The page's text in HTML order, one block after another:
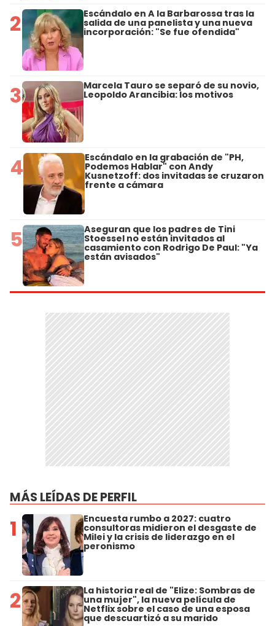
2 Escándalo en A la Barbarossa tras la
salida de una panelista y una nueva
incorporación: "Se fue ofendida"
3 Marcela Tauro se separó de su novio,
Leopoldo Arancibia: los motivos
4 Escándalo en la grabación de "PH,
Podemos Hablar" con Andy
Kusnetzoff: dos invitadas se cruzaron
frente a cámara
5 Aseguran que los padres de Tini
Stoessel no están invitados al
casamiento con Rodrigo De Paul: "Ya
están avisados"
MÁS LEÍDAS DE PERFIL
1 Encuesta rumbo a 2027: cuatro
consultoras midieron el desgaste de
Milei y la crisis de liderazgo en el
peronismo
2 La historia real de "Elize: Sombras de
una mujer", la nueva película de
Netflix sobre el caso de una esposa
que descuartizó a su marido